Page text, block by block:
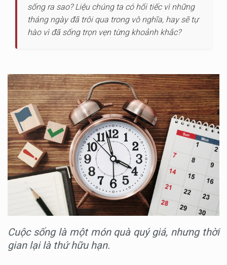
sống ra sao? Liệu chúng ta có hối tiếc vì những
tháng ngày đã trôi qua trong vô nghĩa, hay sẽ tự
hào vì đã sống trọn vẹn từng khoảnh khắc?
Cuộc sống là một món quà quý giá, nhưng thời
gian lại là thứ hữu hạn.